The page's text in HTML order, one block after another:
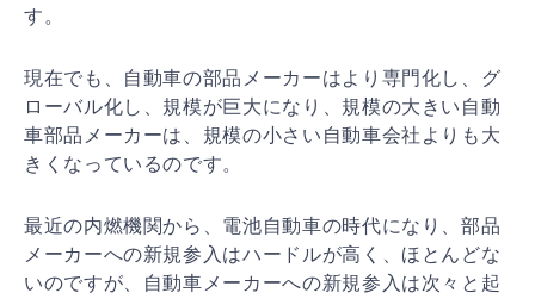
す。
現在でも、自動車の部品メーカーはより専門化し、グ
ローバル化し、規模が巨大になり、規模の大きい自動
車部品メ ーカーは、規模の小さい自動車会社よりも大
きくなってい るのです。
最近の内燃機関から、電池自動車の時代になり、部品
メーカーへの新規参入はハードルが高く、ほとんどな
いのですが、自動車メーカーへの新規参入は次々と起